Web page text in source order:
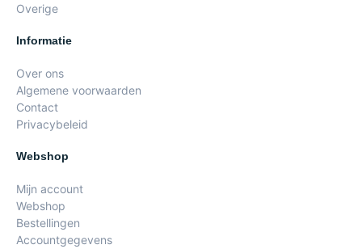
Overige
Informatie
Over ons
Algemene voorwaarden
Contact
Privacybeleid
Webshop
Mijn account
Webshop
Bestellingen
Accountgegevens